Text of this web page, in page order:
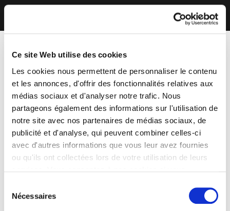
Ce site Web utilise des cookies
Les cookies nous permettent de personnaliser le contenu
et les annonces, d'offrir des fonctionnalités relatives aux
médias sociaux et d'analyser notre trafic. Nous
partageons également des informations sur l'utilisation de
notre site avec nos partenaires de médias sociaux, de
publicité et d'analyse, qui peuvent combiner celles-ci
avec d'autres informations que vous leur avez fournies
ou qu'ils ont collectées lors de votre utilisation de leurs
Nécessaires